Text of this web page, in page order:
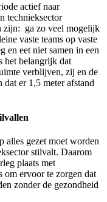
actief naar
technieksector
zijn: ga zo veel mogelijk
vaste teams op vaste
en eet niet samen in een
het belangrijk dat
verblijven, zij en de
er 1,5 meter afstand
alles gezet moet worden
stilvalt. Daarom
plaats met
om ervoor te zorgen dat
zonder de gezondheid